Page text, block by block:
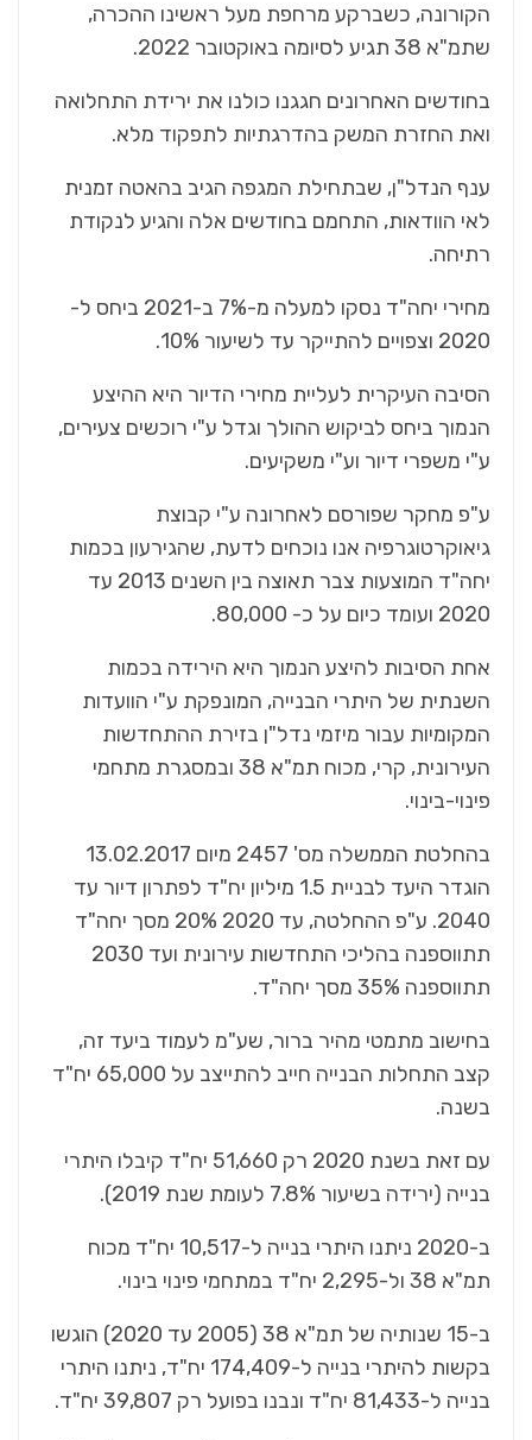
הקורונה, כשברקע מרחפת מעל ראשינו ההכרה,
שתמ"א 38 תגיע לסיומה באוקטובר 2022.
בחודשים האחרונים חגגנו כולנו את ירידת התחלואה
ואת החזרת המשק בהדרגתיות לתפקוד מלא.
ענף הנדל"ן, שבתחילת המגפה הגיב בהאטה זמנית
לאי הוודאות, התחמם בחודשים אלה והגיע לנקודת
רתיחה.
מחירי יחה"ד נסקו למעלה מ-7% ב-2021 ביחס ל-
2020 וצפויים להתייקר עד לשיעור 10%.
הסיבה העיקרית לעליית מחירי הדיור היא ההיצע
הנמוך ביחס לביקוש ההולך וגדל ע"י רוכשים צעירים,
ע"י משפרי דיור וע"י משקיעים.
ע"פ מחקר שפורסם לאחרונה ע"י קבוצת
גיאוקרטוגרפיה אנו נוכחים לדעת, שהגירעון בכמות
יחה"ד המוצעות צבר תאוצה בין השנים 2013 עד
2020 ועומד כיום על כ- 80,000.
אחת הסיבות להיצע הנמוך היא הירידה בכמות
השנתית של היתרי הבנייה, המונפקת ע"י הוועדות
המקומיות עבור מיזמי נדל"ן בזירת ההתחדשות
העירונית, קרי, מכוח תמ"א 38 ובמסגרת מתחמי
פינוי-בינוי.
בהחלטת הממשלה מס' 2457 מיום 13.02.2017
הוגדר היעד לבניית 1.5 מיליון יח"ד לפתרון דיור עד
2040. ע"פ ההחלטה, עד 2020 20% מסך יחה"ד
תתווספנה בהליכי התחדשות עירונית ועד 2030
תתווספנה 35% מסך יחה"ד.
בחישוב מתמטי מהיר ברור, שע"מ לעמוד ביעד זה,
קצב התחלות הבנייה חייב להתייצב על 65,000 יח"ד
בשנה.
עם זאת בשנת 2020 רק 51,660 יח"ד קיבלו היתרי
בנייה (ירידה בשיעור 7.8% לעומת שנת 2019).
ב-2020 ניתנו היתרי בנייה ל-10,517 יח"ד מכוח
תמ"א 38 ול-2,295 יח"ד במתחמי פינוי בינוי.
ב-15 שנותיה של תמ"א 38 (2005 עד 2020) הוגשו
בקשות להיתרי בנייה ל-174,409 יח"ד, ניתנו היתרי
בנייה ל-81,433 יח"ד ונבנו בפועל רק 39,807 יח"ד.